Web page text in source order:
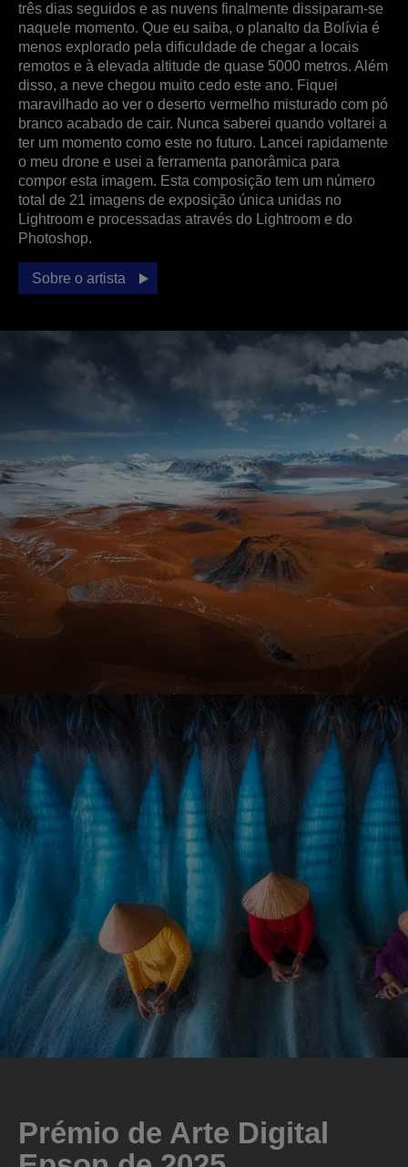
três dias seguidos e as nuvens finalmente dissiparam-se
naquele momento. Que eu saiba, o planalto da Bolívia é
menos explorado pela dificuldade de chegar a locais
remotos e à elevada altitude de quase 5000 metros. Além
disso, a neve chegou muito cedo este ano. Fiquei
maravilhado ao ver o deserto vermelho misturado com pó
branco acabado de cair. Nunca saberei quando voltarei a
ter um momento como este no futuro. Lancei rapidamente
o meu drone e usei a ferramenta panorâmica para
compor esta imagem. Esta composição tem um número
total de 21 imagens de exposição única unidas no
Lightroom e processadas através do Lightroom e do
Photoshop.
Sobre o artista
Prémio de Arte Digital